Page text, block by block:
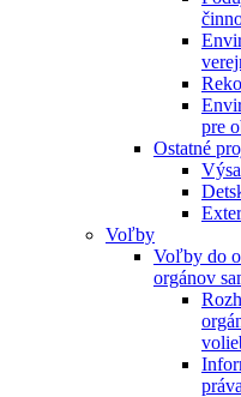
pre
Ostatné
Voľby
Voľby do
orgánov